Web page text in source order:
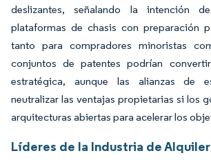
deslizantes, señalando la intención
plataformas de chasis con preparación
tanto para compradores minoristas
conjuntos de patentes podrían
estratégica, aunque las alianzas de
neutralizar las ventajas propietarias si los
arquitecturas abiertas para acelerar los
Líderes de la Industria de